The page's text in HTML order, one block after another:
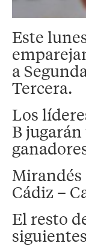
Este
a
Tercera.
Los
B
Mirandés
Cádiz –
El resto